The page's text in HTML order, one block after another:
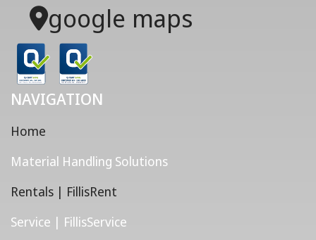
google maps
NAVIGATION
Home
Material Handling Solutions
Rentals | FillisRent
Service | FillisService